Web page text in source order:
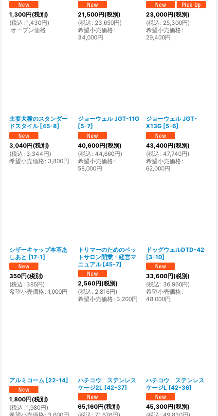
1,300円(税別)
(税込 : 1,430円)
オープン価格
21,500円(税別)
(税込 : 23,650円)
希望小売価格:
34,000円
23,000円(税別)
(税込 : 25,300円)
希望小売価格:
29,400円
主要犬種のスタンダー
ドスタイル [45-8]
3,040円(税別)
(税込 : 3,344円)
希望小売価格: 3,800円
ジョーウェル JGT-11G
[5-7]
40,600円(税別)
(税込 : 44,660円)
希望小売価格:
58,000円
ジョーウェル JGT-
X13G [5-6]
43,400円(税別)
(税込 : 47,740円)
希望小売価格:
62,000円
シザーキャップ本革あ
しあと [17-1]
350円(税別)
(税込 : 385円)
希望小売価格: 1,000円
トリマーのためのペッ
トサロン開業・経営マ
ニュアル [45-7]
2,560円(税別)
(税込 : 2,816円)
希望小売価格: 3,200円
ドッグウェルDTD-42
[3-10]
33,600円(税別)
(税込 : 36,960円)
希望小売価格:
48,000円
アルミコーム [22-14]
1,800円(税別)
(税込 : 1,980円)
ハチコウ ステンレス
ケージ2L [42-37]
65,160円(税別)
ハチコウ ステンレス
ケージL [42-36]
45,300円(税別)